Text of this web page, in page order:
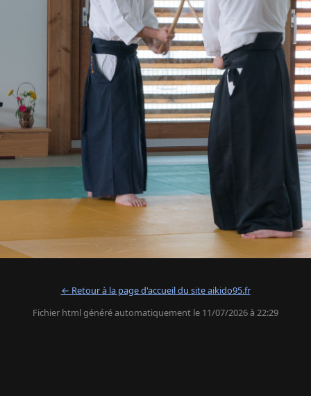
← Retour à la page d'accueil du site aikido95.fr
Fichier html généré automatiquement le 11/07/2026 à 22:29